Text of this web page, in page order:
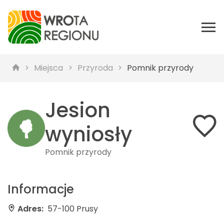
Miejsca Przyroda Pomnik przyrody
Jesion
wyniosły
Pomnik przyrody
Informacje
Adres: 57-100 Prusy